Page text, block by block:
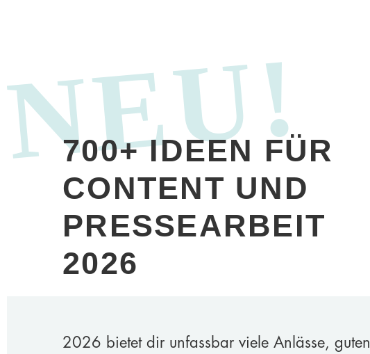
NEU!
700+ IDEEN FÜR
CONTENT UND
PRESSEARBEIT
2026
2026 bietet dir unfassbar viele Anlässe, guten